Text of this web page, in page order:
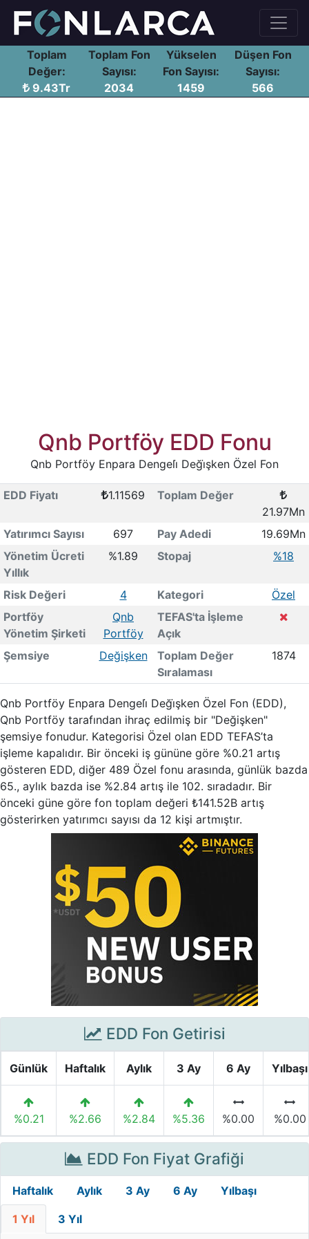
Toplam
Değer:
9.43Tr
Toplam Fon
Sayısı:
2034
Yükselen
Fon Sayısı:
1459
Düşen Fon
Sayısı:
566
Qnb Portföy EDD Fonu
Qnb Portföy Enpara Dengeli̇ Deği̇şken Özel Fon
EDD Fiyatı 1.11569
Toplam Değer
21.97Mn
Yatırımcı Sayısı
697 Pay Adedi
19.69Mn
Yönetim Ücreti
Yıllık
%1.89 Stopaj %18
Risk Değeri 4 Kategori
Özel
Portföy
Yönetim Şirketi
Qnb
Portföy
TEFAS'ta İşleme
Açık
Şemsiye
Değişken
Toplam Değer
Sıralaması
1874
Qnb Portföy Enpara Dengeli̇ Deği̇şken Özel Fon (EDD),
Qnb Portföy tarafından ihraç edilmiş bir "Değişken"
şemsiye fonudur. Kategorisi Özel olan EDD TEFAS’ta
işleme kapalıdır. Bir önceki iş gününe göre %0.21 artış
gösteren EDD, diğer 489 Özel fonu arasında, günlük bazda
65., aylık bazda ise %2.84 artış ile 102. sıradadır. Bir
önceki güne göre fon toplam değeri ₺141.52B artış
gösterirken yatırımcı sayısı da 12 kişi artmıştır.
EDD Fon Getirisi
Günlük Haftalık Aylık 3 Ay 6 Ay Yılbaşı
%0.21 %2.66 %2.84 %5.36 %0.00 %0.00
EDD Fon Fiyat Grafiği
Haftalık Aylık 3 Ay 6 Ay Yılbaşı
1 Yıl 3 Yıl